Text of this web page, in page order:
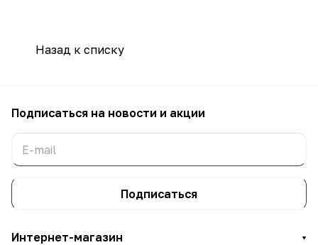
Назад к списку
Подписаться на новости и акции
Подписаться
Интернет-магазин